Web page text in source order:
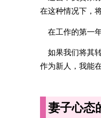
在这种情况下，
在工作的第一
如果我们将其
作为新人，我能
妻子心态